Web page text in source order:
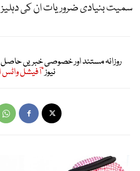
سمیت بنیادی ضروریات ان کی دہلیز
روزانہ مستند اور خصوصی خبریں
نیوز"آفیشل